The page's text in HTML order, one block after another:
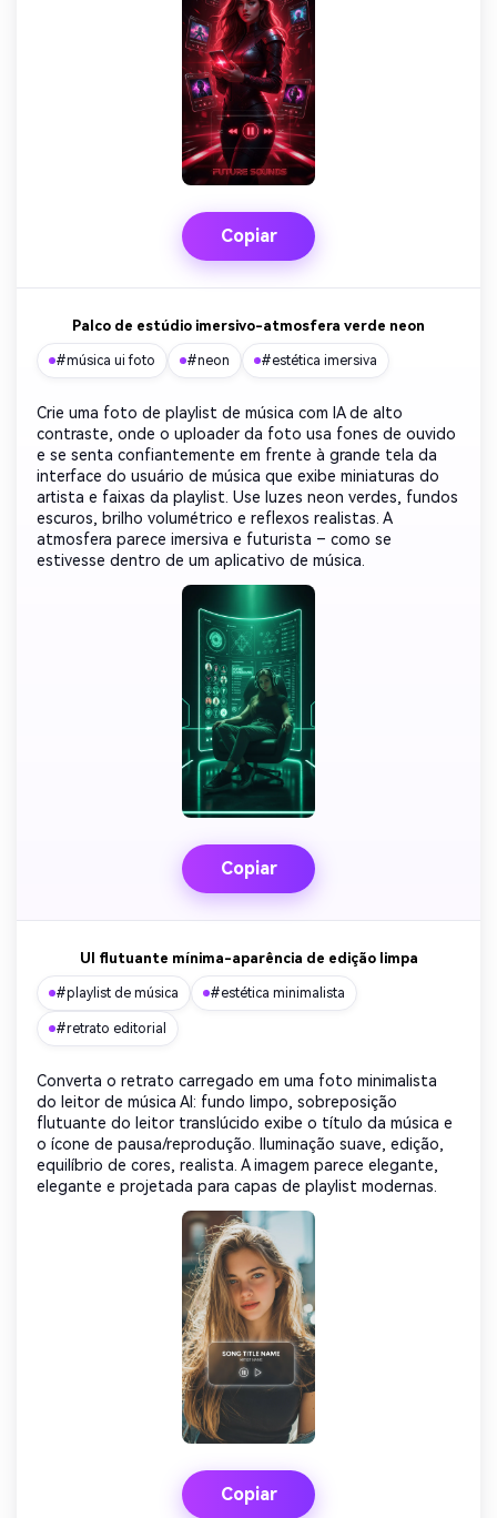
Copiar
Palco de estúdio imersivo-atmosfera verde neon
#música ui foto #neon #estética imersiva
Crie uma foto de playlist de música com IA de alto
contraste, onde o uploader da foto usa fones de ouvido
e se senta confiantemente em frente à grande tela da
interface do usuário de música que exibe miniaturas do
artista e faixas da playlist. Use luzes neon verdes, fundos
escuros, brilho volumétrico e reflexos realistas. A
atmosfera parece imersiva e futurista – como se
estivesse dentro de um aplicativo de música.
Copiar
UI flutuante mínima-aparência de edição limpa
#playlist de música #estética minimalista
#retrato editorial
Converta o retrato carregado em uma foto minimalista
do leitor de música AI: fundo limpo, sobreposição
flutuante do leitor translúcido exibe o título da música e
o ícone de pausa/reprodução. Iluminação suave, edição,
equilíbrio de cores, realista. A imagem parece elegante,
elegante e projetada para capas de playlist modernas.
Copiar